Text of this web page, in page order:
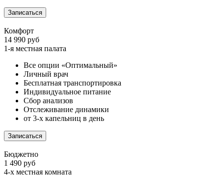
Записаться
Комфорт
14 990 руб
1-я местная палата
Все опции «Оптимальный»
Личный врач
Бесплатная транспортировка
Индивидуальное питание
Сбор анализов
Отслеживание динамики
от 3-х капельниц в день
Записаться
Бюджетно
1 490 руб
4-х местная комната